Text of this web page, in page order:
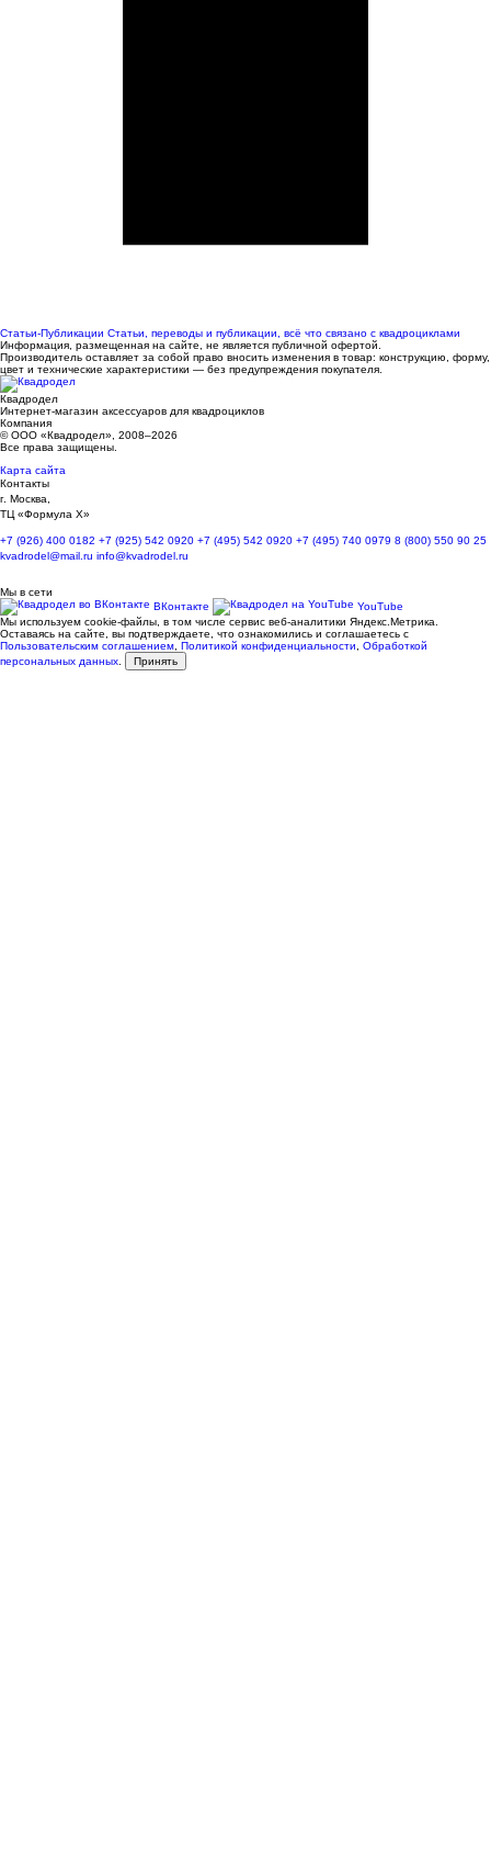
Статьи-Публикации Статьи, переводы и публикации, всё что связано с квадроциклами
Информация, размещенная на сайте, не является публичной офертой.
Производитель оставляет за собой право вносить изменения в товар: конструкцию, форму,
цвет и технические характеристики — без предупреждения покупателя.
Квадродел
Интернет-магазин аксессуаров для квадроциклов
Компания
© ООО «Квадродел», 2008–2026
Все права защищены.
Карта сайта
Контакты
г. Москва,
ТЦ «Формула Х»
+7 (926) 400 0182 +7 (925) 542 0920 +7 (495) 542 0920 +7 (495) 740 0979 8 (800) 550 90 25
kvadrodel@mail.ru info@kvadrodel.ru
Мы в сети
ВКонтакте
YouTube
Мы используем cookie-файлы, в том числе сервис веб-аналитики Яндекс.Метрика.
Оставаясь на сайте, вы подтверждаете, что ознакомились и соглашаетесь с
Пользовательским соглашением, Политикой конфиденциальности, Обработкой
персональных данных. Принять